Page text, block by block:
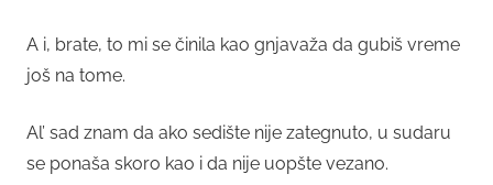
A i, brate, to mi se činila kao gnjavaža da gubiš vreme
još na tome.
Al’ sad znam da ako sedište nije zategnuto, u sudaru
se ponaša skoro kao i da nije uopšte vezano.